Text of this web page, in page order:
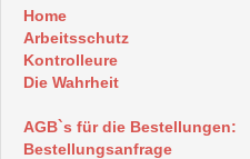
Home
Arbeitsschutz
Kontrolleure
Die Wahrheit
AGB`s für die Bestellungen:
Bestellungsanfrage